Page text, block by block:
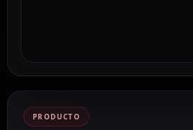
PRODUCTO